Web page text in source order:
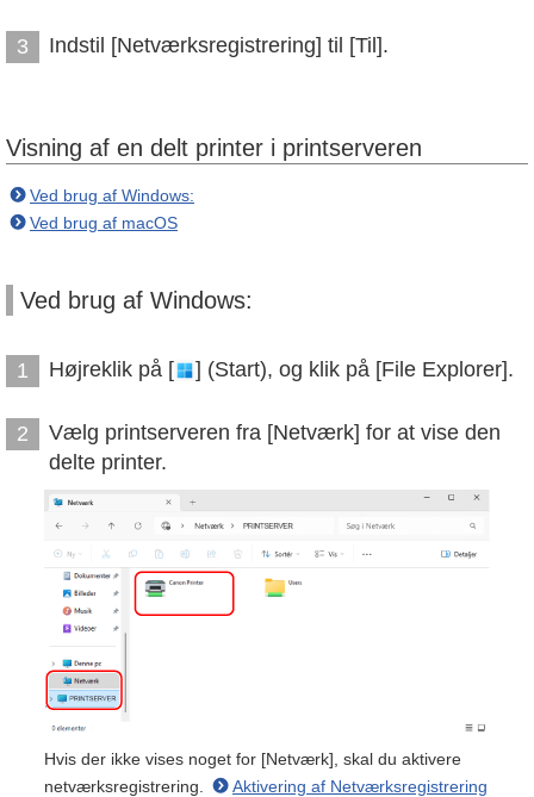
3 Indstil [Netværksregistrering] til [Til].
Visning af en delt printer i printserveren
Ved brug af Windows:
Ved brug af macOS
Ved brug af Windows:
1 Højreklik på [ ] (Start), og klik på [File Explorer].
2
Vælg printserveren fra [Netværk] for at vise den
delte printer.
Hvis der ikke vises noget for [Netværk], skal du aktivere
netværksregistrering.
Aktivering af Netværksregistrering